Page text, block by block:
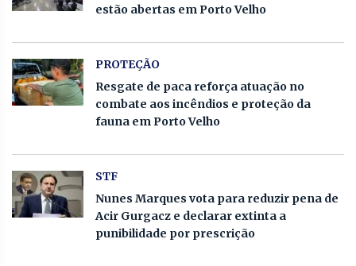
estão abertas em Porto Velho
PROTEÇÃO
Resgate de paca reforça atuação no
combate aos incêndios e proteção da
fauna em Porto Velho
STF
Nunes Marques vota para reduzir pena de
Acir Gurgacz e declarar extinta a
punibilidade por prescrição